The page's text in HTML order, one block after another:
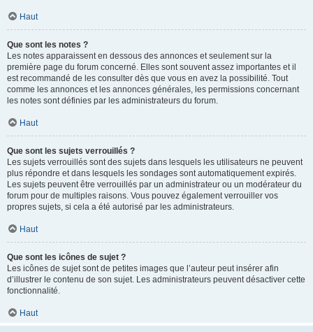
Haut
Que sont les notes ?
Les notes apparaissent en dessous des annonces et seulement sur la
première page du forum concerné. Elles sont souvent assez importantes et il
est recommandé de les consulter dès que vous en avez la possibilité. Tout
comme les annonces et les annonces générales, les permissions concernant
les notes sont définies par les administrateurs du forum.
Haut
Que sont les sujets verrouillés ?
Les sujets verrouillés sont des sujets dans lesquels les utilisateurs ne peuvent
plus répondre et dans lesquels les sondages sont automatiquement expirés.
Les sujets peuvent être verrouillés par un administrateur ou un modérateur du
forum pour de multiples raisons. Vous pouvez également verrouiller vos
propres sujets, si cela a été autorisé par les administrateurs.
Haut
Que sont les icônes de sujet ?
Les icônes de sujet sont de petites images que l’auteur peut insérer afin
d’illustrer le contenu de son sujet. Les administrateurs peuvent désactiver cette
fonctionnalité.
Haut